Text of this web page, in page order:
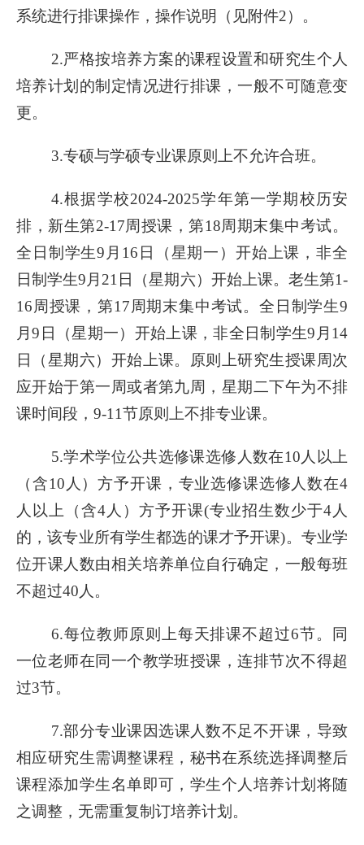
系统进行排课操作，操作说明（见附件2）。
2.严格按培养方案的课程设置和研究生个人
培养计划的制定情况进行排课，一般不可随意变
更。
3.专硕与学硕专业课原则上不允许合班。
4.根据学校2024-2025学年第一学期校历安
排，新生第2-17周授课，第18周期末集中考试。
全日制学生9月16日（星期一）开始上课，非全
日制学生9月21日（星期六）开始上课。老生第1-
16周授课，第17周期末集中考试。全日制学生9
月9日（星期一）开始上课，非全日制学生9月14
日（星期六）开始上课。原则上研究生授课周次
应开始于第一周或者第九周，星期二下午为不排
课时间段，9-11节原则上不排专业课。
5.学术学位公共选修课选修人数在10人以上
（含10人）方予开课，专业选修课选修人数在4
人以上（含4人）方予开课(专业招生数少于4人
的，该专业所有学生都选的课才予开课)。专业学
位开课人数由相关培养单位自行确定，一般每班
不超过40人。
6.每位教师原则上每天排课不超过6节。同
一位老师在同一个教学班授课，连排节次不得超
过3节。
7.部分专业课因选课人数不足不开课，导致
相应研究生需调整课程，秘书在系统选择调整后
课程添加学生名单即可，学生个人培养计划将随
之调整，无需重复制订培养计划。